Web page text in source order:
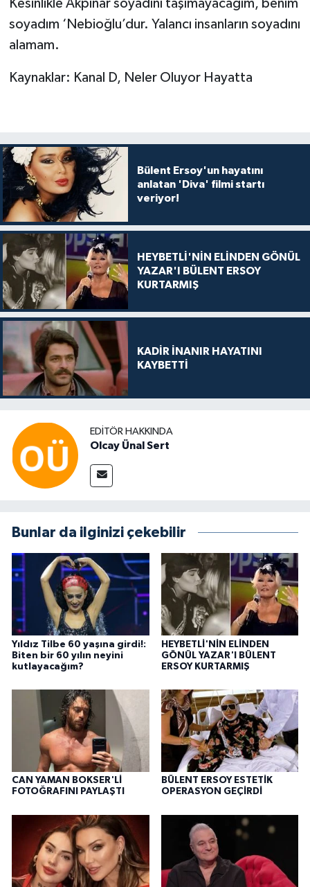
Kesinlikle Akpınar soyadını taşımayacağım, benim
soyadım ‘Nebioğlu’dur. Yalancı insanların soyadını
alamam.
Kaynaklar: Kanal D, Neler Oluyor Hayatta
Bülent Ersoy'un hayatını
anlatan 'Diva' filmi startı
veriyor!
HEYBETLİ'NİN ELİNDEN GÖNÜL
YAZAR'I BÜLENT ERSOY
KURTARMIŞ
KADİR İNANIR HAYATINI
KAYBETTİ
EDITÖR HAKKINDA
Olcay Ünal Sert
Bunlar da ilginizi çekebilir
Yıldız Tilbe 60 yaşına girdi!:
Biten bir 60 yılın neyini
kutlayacağım?
HEYBETLİ'NİN ELİNDEN
GÖNÜL YAZAR'I BÜLENT
ERSOY KURTARMIŞ
CAN YAMAN BOKSER'Lİ
FOTOĞRAFINI PAYLAŞTI
BÜLENT ERSOY ESTETİK
OPERASYON GEÇİRDİ